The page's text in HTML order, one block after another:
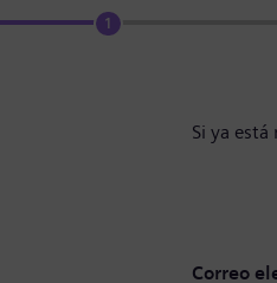
1
Si ya
Correo